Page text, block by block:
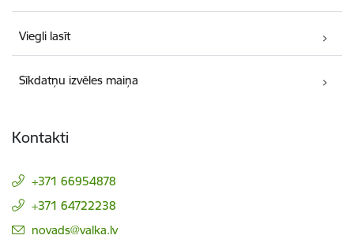
Viegli lasīt
Sīkdatņu izvēles maiņa
Kontakti
+371 66954878
+371 64722238
E-pasts:
novads@valka.lv